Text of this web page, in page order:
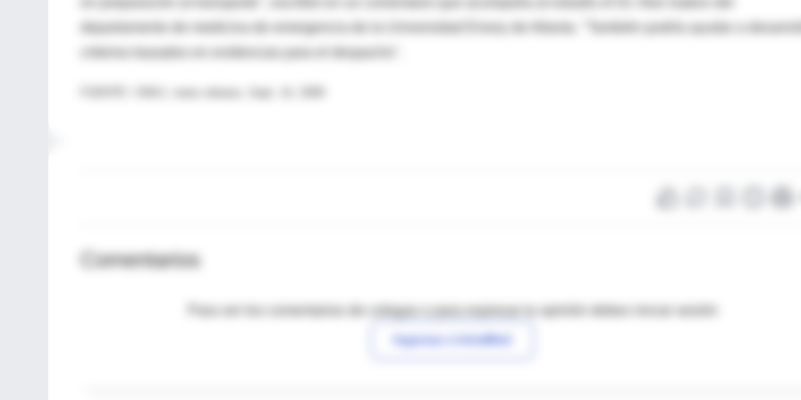
departamento de medicina de emergencia de la Universidad Emory de Atlanta. "También podría ayudar a
criterios basados en evidencias para el despacho".
Comentarios
Para ver los comentarios de colegas o para expresar tu opinión debes iniciar sesión
Ingresar a IntraMed